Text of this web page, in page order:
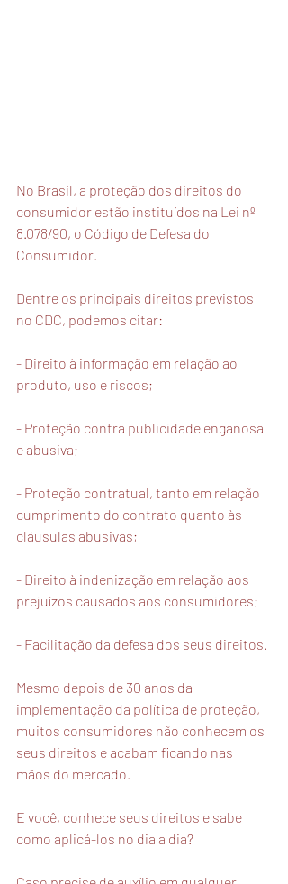
No Brasil, a proteção dos direitos do
consumidor estão instituídos na Lei nº
8.078/90, o Código de Defesa do
Consumidor.
Dentre os principais direitos previstos
no CDC, podemos citar:
- Direito à informação em relação ao
produto, uso e riscos;
- Proteção contra publicidade enganosa
e abusiva;
- Proteção contratual, tanto em relação
cumprimento do contrato quanto às
cláusulas abusivas;
- Direito à indenização em relação aos
prejuízos causados aos consumidores;
- Facilitação da defesa dos seus direitos.
Mesmo depois de 30 anos da
implementação da política de proteção,
muitos consumidores não conhecem os
seus direitos e acabam ficando nas
mãos do mercado.
E você, conhece seus direitos e sabe
como aplicá-los no dia a dia?